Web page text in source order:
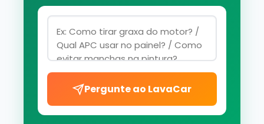
Pergunte ao LavaCar